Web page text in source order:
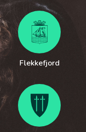
Flekkefjord